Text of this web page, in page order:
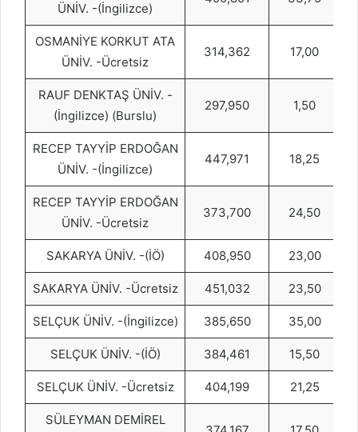
ÜNİV. -(İngilizce)
OSMANİYE KORKUT ATA
ÜNİV. -Ücretsiz
314,362 17,00
RAUF DENKTAŞ ÜNİV. -
(İngilizce) (Burslu)
297,950 1,50
RECEP TAYYİP ERDOĞAN
ÜNİV. -(İngilizce)
447,971 18,25
RECEP TAYYİP ERDOĞAN
ÜNİV. -Ücretsiz
373,700 24,50
SAKARYA ÜNİV. -(İÖ) 408,950 23,00
SAKARYA ÜNİV. -Ücretsiz 451,032 23,50
SELÇUK ÜNİV. -(İngilizce) 385,650 35,00
SELÇUK ÜNİV. -(İÖ) 384,461 15,50
SELÇUK ÜNİV. -Ücretsiz 404,199 21,25
SÜLEYMAN DEMİREL